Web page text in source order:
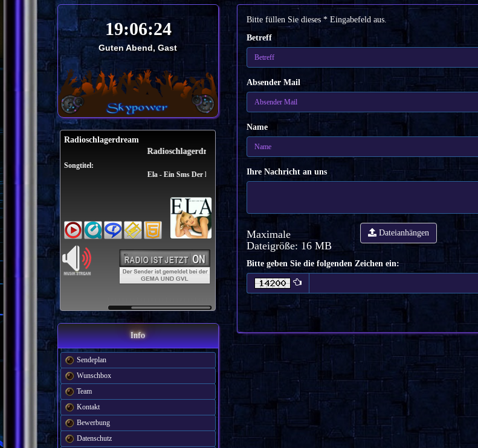
Guten Abend, Gast
Radioschlagerdream
Radioschlagerdream
Songtitel:
Ela - Ein Sms Der Liebe
Info
Sendeplan
Wunschbox
Team
Kontakt
Bewerbung
Datenschutz
Bitte füllen Sie dieses * Eingabefeld aus.
Betreff
Absender Mail
Name
Ihre Nachricht an uns
Maximale
Dateigröße: 16 MB
Dateianhängen
Bitte geben Sie die folgenden Zeichen ein: